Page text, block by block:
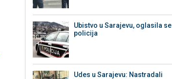
Ubistvo u Sarajevu, oglasila se
policija
Udes u Sarajevu: Nastradali